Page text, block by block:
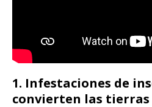
1. Infestaciones de
convierten las tierras